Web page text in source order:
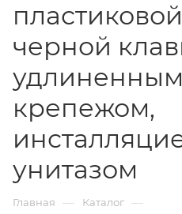
черной
удлиненным
крепежом,
унитазом
Главная — Каталог —